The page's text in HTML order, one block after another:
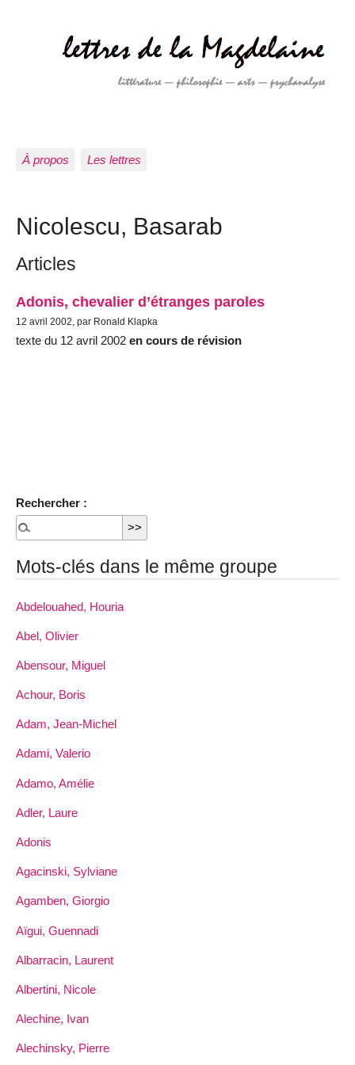
À propos Les lettres
Nicolescu, Basarab
Articles
Adonis, chevalier d’étranges paroles
12 avril 2002, par Ronald Klapka
texte du 12 avril 2002 en cours de révision
Rechercher :
Mots-clés dans le même groupe
Abdelouahed, Houria
Abel, Olivier
Abensour, Miguel
Achour, Boris
Adam, Jean-Michel
Adami, Valerio
Adamo, Amélie
Adler, Laure
Adonis
Agacinski, Sylviane
Agamben, Giorgio
Aïgui, Guennadi
Albarracin, Laurent
Albertini, Nicole
Alechine, Ivan
Alechinsky, Pierre